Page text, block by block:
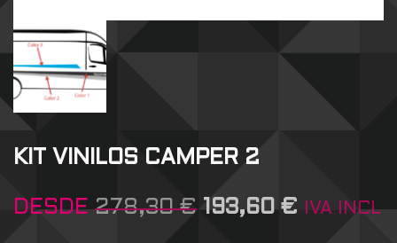
KIT VINILOS CAMPER 2
DESDE 278,30€ 193,60€ IVA INCL